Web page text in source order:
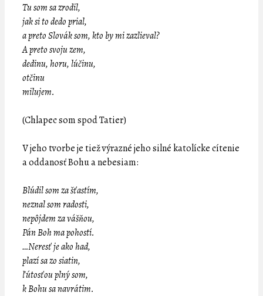
Tu som sa zrodil,
jak si to dedo prial,
a preto Slovák som, kto by mi zazlieval?
A preto svoju zem,
dedinu, horu, lúčinu,
otčinu
milujem.
(Chlapec som spod Tatier)
V jeho tvorbe je tiež výrazné jeho silné katolícke cítenie
a oddanosť Bohu a nebesiam:
Blúdil som za šťastím,
neznal som radosti,
nepôjdem za vášňou,
Pán Boh ma pohostí.
…Neresť je ako had,
plazí sa zo siatin,
ľútosťou plný som,
k Bohu sa navrátim.